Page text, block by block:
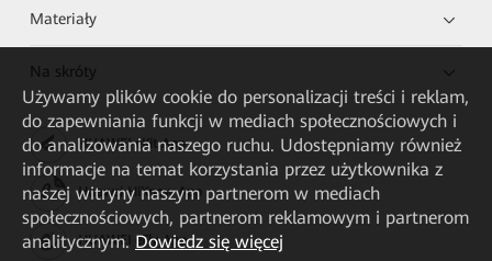
Materiały
Na skróty
HUAWEI eKit App
Huawei HiKnow App
HUAWEI eFly App
Używamy plików cookie do personalizacji treści i reklam,
do zapewniania funkcji w mediach społecznościowych i
do analizowania naszego ruchu. Udostępniamy również
informacje na temat korzystania przez użytkownika z
naszej witryny naszym partnerom w mediach
społecznościowych, partnerom reklamowym i partnerom
analitycznym. Dowiedz się więcej